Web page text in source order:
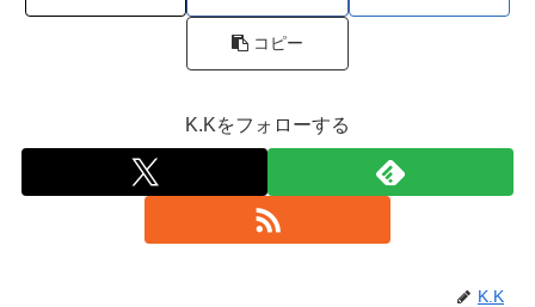
コピー
K.Kをフォローする
K.K